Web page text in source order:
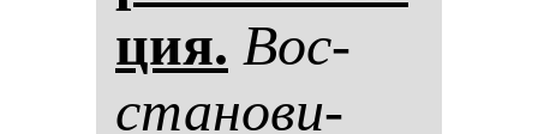
ция. Вос­
ста­но­ви­